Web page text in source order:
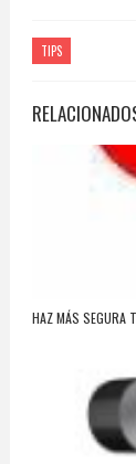
TIPS
HAZ MÁS SEGURA